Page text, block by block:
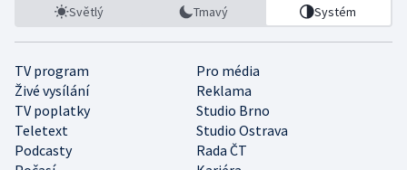
Světlý Tmavý Systém
TV program
Pro média
Živé vysílání
Reklama
TV poplatky
Studio Brno
Teletext
Studio Ostrava
Podcasty
Rada ČT